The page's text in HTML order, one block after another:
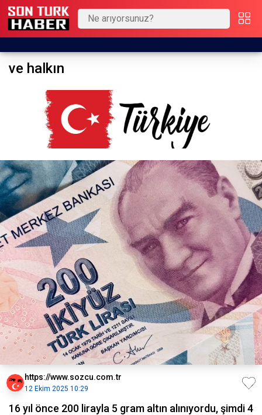
ve halkın
https://www.sozcu.com.tr
12 Ekim 2025 10:29
16 yıl önce 200 lirayla 5 gram altın alınıyordu, şimdi 4